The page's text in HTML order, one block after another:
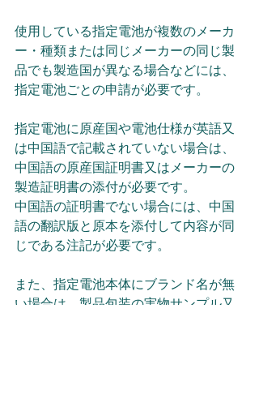
使用している指定電池が複数のメーカ
ー・種類または同じメーカーの同じ製
品でも製造国が異なる場合などには、
指定電池ごとの申請が必要です。
指定電池に原産国や電池仕様が英語又
は中国語で記載されていない場合は、
中国語の原産国証明書又はメーカーの
製造証明書の添付が必要です。
中国語の証明書でない場合には、中国
語の翻訳版と原本を添付して内容が同
じである注記が必要です。
また、指定電池本体にブランド名が無
い場合は、製品包装の実物サンプル又